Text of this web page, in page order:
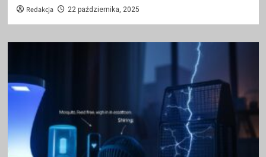
Redakcja 22 października, 2025